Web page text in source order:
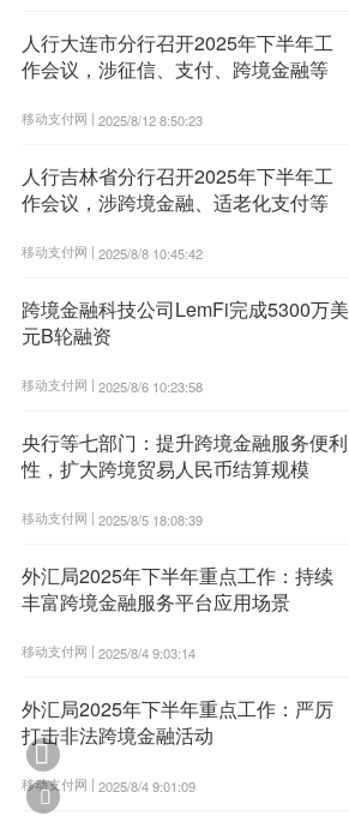
人行大连市分行召开2025年下半年工
作会议，涉征信、支付、跨境金融等
移动支付网 | 2025/8/12 8:50:23
人行吉林省分行召开2025年下半年工
作会议，涉跨境金融、适老化支付等
移动支付网 | 2025/8/8 10:45:42
跨境金融科技公司LemFi完成5300万美
元B轮融资
移动支付网 | 2025/8/6 10:23:58
央行等七部门：提升跨境金融服务便利
性，扩大跨境贸易人民币结算规模
移动支付网 | 2025/8/5 18:08:39
外汇局2025年下半年重点工作：持续
丰富跨境金融服务平台应用场景
移动支付网 | 2025/8/4 9:03:14
外汇局2025年下半年重点工作：严厉
打击非法跨境金融活动
移动支付网 | 2025/8/4 9:01:09

